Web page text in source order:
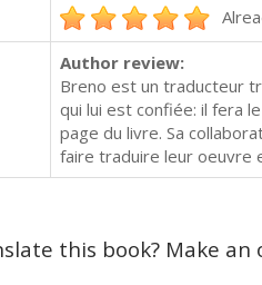
Author review:
Breno est un traducteur
qui lui est confiée: il fera
page du livre. Sa
faire traduire leur oeuvre
this book? Make